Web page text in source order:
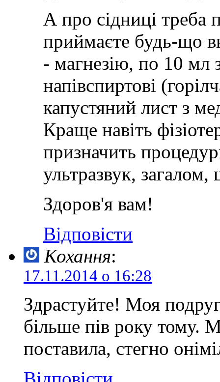
А про сідниці
приймаєте будь-що
- магнезію, по 10 мл
напівспиртові
капустяний лист з
Краще навіть
призначить
ультразвук,
Здоров'я вам!
Відповісти
Кохання:
17.11.2014 о 16:28
Здрастуйте! Моя
більше пів року тому.
поставила, стегно